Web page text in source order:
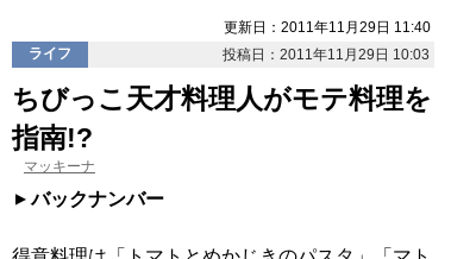
更新日：2011年11月29日 11:40
ライフ
投稿日：2011年11月29日 10:03
ちびっこ天才料理人がモテ料理を
指南!?
マッキーナ
バックナンバー